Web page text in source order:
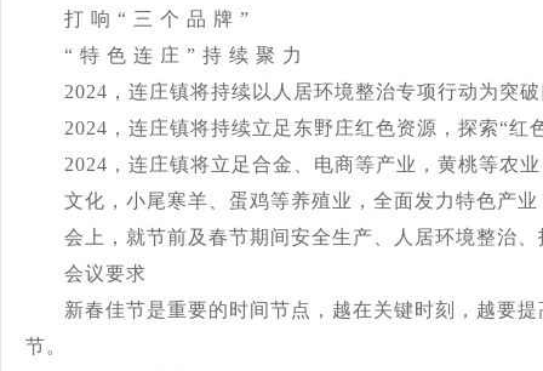
打 响 “ 三 个 品 牌 ”
“ 特 色 连 庄 ” 持 续 聚 力
2024，连庄镇将持续以人居环境整治专项行动为突
2024，连庄镇将持续立足东野庄红色资源，探索“红
2024，连庄镇将立足合金、电商等产业，黄桃等农
文化，小尾寒羊、蛋鸡等养殖业，全面发力特色产
会上，就节前及春节期间安全生产、人居环境整治
会议要求
新春佳节是重要的时间节点，越在关键时刻，越要
节。